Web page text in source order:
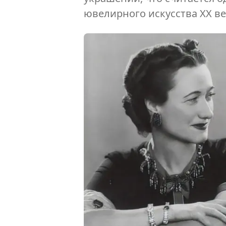
ювелирного искусства XX